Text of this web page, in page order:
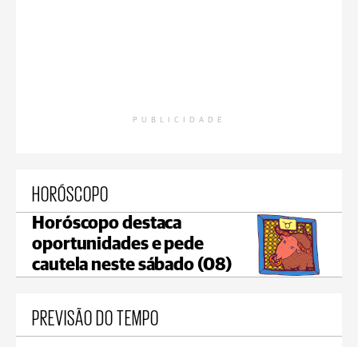
PUBLICIDADE
HORÓSCOPO
Horóscopo destaca
oportunidades e pede
cautela neste sábado (08)
PREVISÃO DO TEMPO